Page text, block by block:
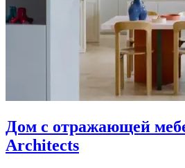
Дом с отражающей
Architects